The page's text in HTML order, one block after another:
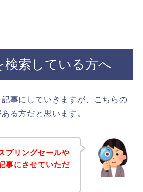
検索している方へ
事にしていきますが、こちらの
る方だと思います。
プリングセールや
事にさせていただ